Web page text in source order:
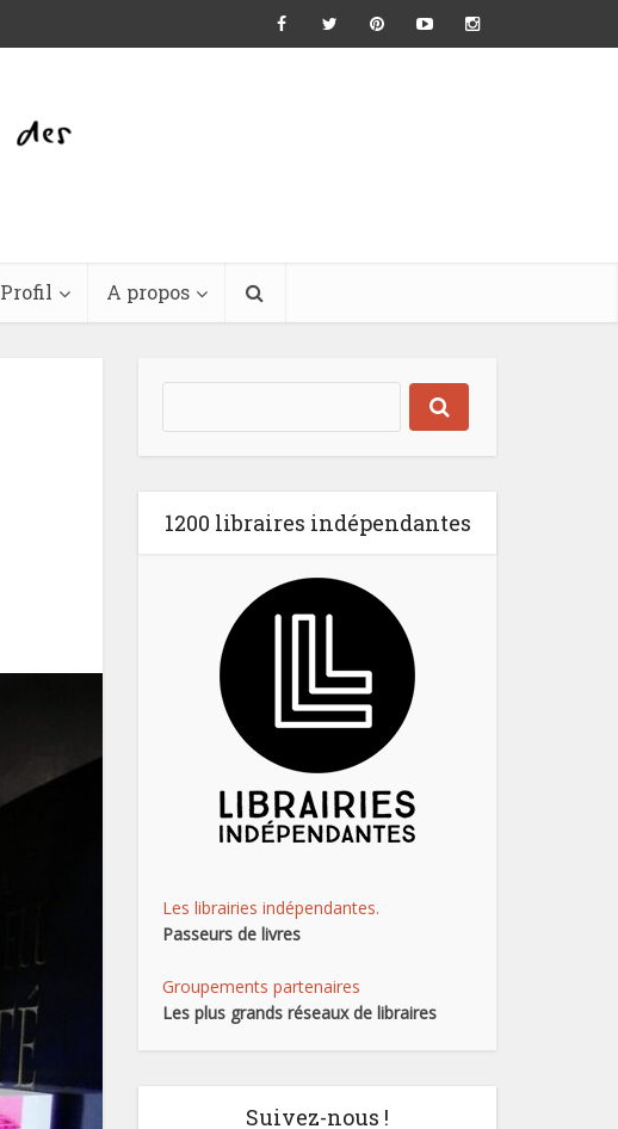
Profil A propos
1200 libraires indépendantes
Les librairies indépendantes.
Passeurs de livres
Groupements partenaires
Les plus grands réseaux de libraires
Suivez-nous !